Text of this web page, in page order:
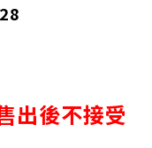
出後不接受